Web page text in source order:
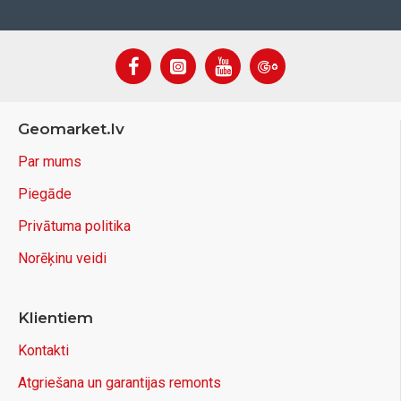
Geomarket.lv
Par mums
Piegāde
Privātuma politika
Norēķinu veidi
Klientiem
Kontakti
Atgriešana un garantijas remonts